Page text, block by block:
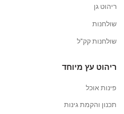
ריהוט גן
שולחנות
שולחנות קק"ל
ריהוט עץ מיוחד
פינות אוכל
תכנון והקמת גינות